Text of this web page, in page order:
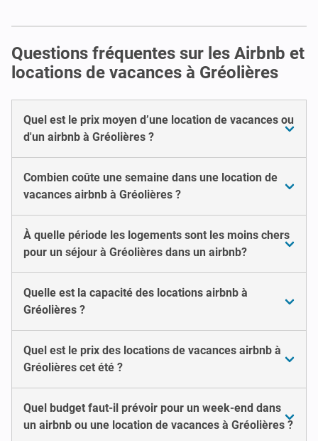
Questions fréquentes sur les Airbnb et
locations de vacances à Gréolières
Quel est le prix moyen d’une location de vacances ou
d'un airbnb à Gréolières ?
Combien coûte une semaine dans une location de
vacances airbnb à Gréolières ?
À quelle période les logements sont les moins chers
pour un séjour à Gréolières dans un airbnb?
Quelle est la capacité des locations airbnb à
Gréolières ?
Quel est le prix des locations de vacances airbnb à
Gréolières cet été ?
Quel budget faut-il prévoir pour un week-end dans
un airbnb ou une location de vacances à Gréolières ?